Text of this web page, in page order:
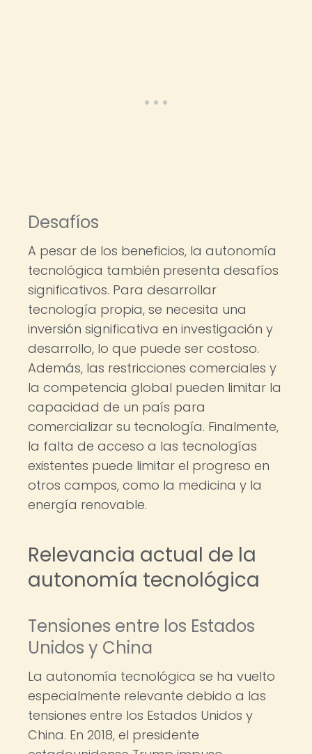
Desafíos
A pesar de los beneficios, la autonomía
tecnológica también presenta desafíos
significativos. Para desarrollar
tecnología propia, se necesita una
inversión significativa en investigación y
desarrollo, lo que puede ser costoso.
Además, las restricciones comerciales y
la competencia global pueden limitar la
capacidad de un país para
comercializar su tecnología. Finalmente,
la falta de acceso a las tecnologías
existentes puede limitar el progreso en
otros campos, como la medicina y la
energía renovable.
Relevancia actual de la
autonomía tecnológica
Tensiones entre los Estados
Unidos y China
La autonomía tecnológica se ha vuelto
especialmente relevante debido a las
tensiones entre los Estados Unidos y
China. En 2018, el presidente